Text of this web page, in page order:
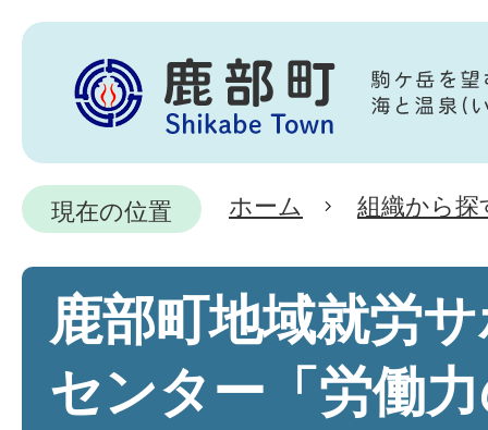
現在の位置 ホーム 組織から探
鹿部町地域就労
センター「労働